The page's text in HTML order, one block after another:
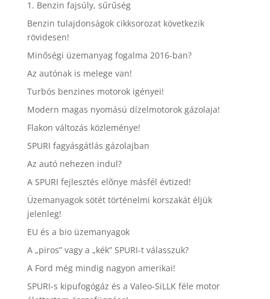
1. Benzin fajsúly, sűrűség
Benzin tulajdonságok cikksorozat következik
rövidesen!
Minőségi üzemanyag fogalma 2016-ban?
Az autónak is melege van!
Turbós benzines motorok igényei!
Modern magas nyomású dízelmotorok gázolaja!
Flakon változás közleménye!
SPURI fagyásgátlás gázolajban
Az autó nehezen indul?
A SPURI fejlesztés elõnye másfél évtized!
Üzemanyagok sötét történelmi korszakát éljük
jelenleg!
EU és a bio üzemanyagok
A „piros” vagy a „kék” SPURI-t válasszuk?
A Ford még mindig nagyon amerikai!
SPURI-s kipufogógáz és a Valeo-SiLLK féle motor